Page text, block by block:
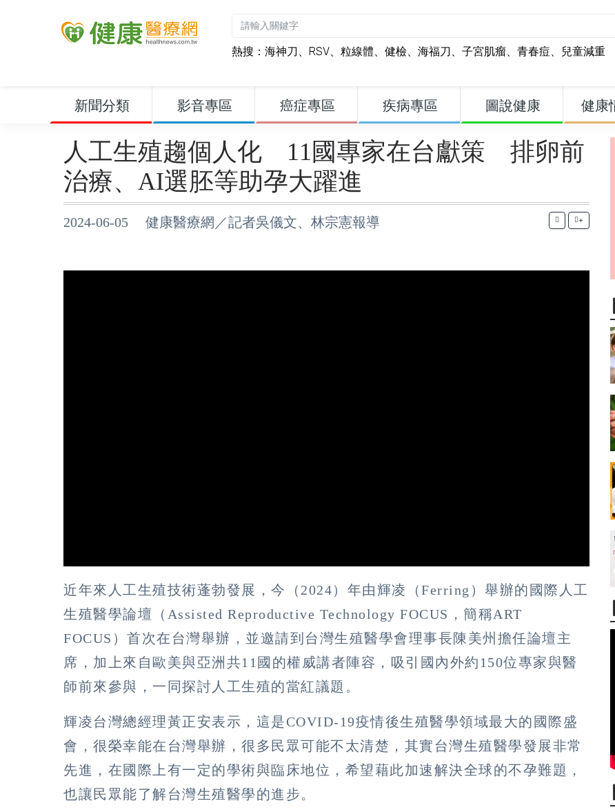
熱搜： 海神刀 、 RSV、 粒線體、 健檢、 海福刀 、 子宮肌瘤、 青春痘、 兒童減重
新聞分類 影音專區 癌症專區 疾病專區 圖說健康 健康
人工生殖趨個人化 11國專家在台獻策 排卵前
治療、AI選胚等助孕大躍進
2024-06-05 健康醫療網／記者吳儀文、林宗憲報導 +
近年來人工生殖技術蓬勃發展，今（2024）年由輝凌（Ferring）舉辦的國際人工
生殖醫學論壇（Assisted Reproductive Technology FOCUS，簡稱ART
FOCUS）首次在台灣舉辦，並邀請到台灣生殖醫學會理事長陳美州擔任論壇主
席，加上來自歐美與亞洲共11國的權威講者陣容，吸引國內外約150位專家與醫
師前來參與，一同探討人工生殖的當紅議題。
輝凌台灣總經理黃正安表示，這是COVID-19疫情後生殖醫學領域最大的國際盛
會，很榮幸能在台灣舉辦，很多民眾可能不太清楚，其實台灣生殖醫學發展非常
先進，在國際上有一定的學術與臨床地位，希望藉此加速解決全球的不孕難題，
也讓民眾能了解台灣生殖醫學的進步。